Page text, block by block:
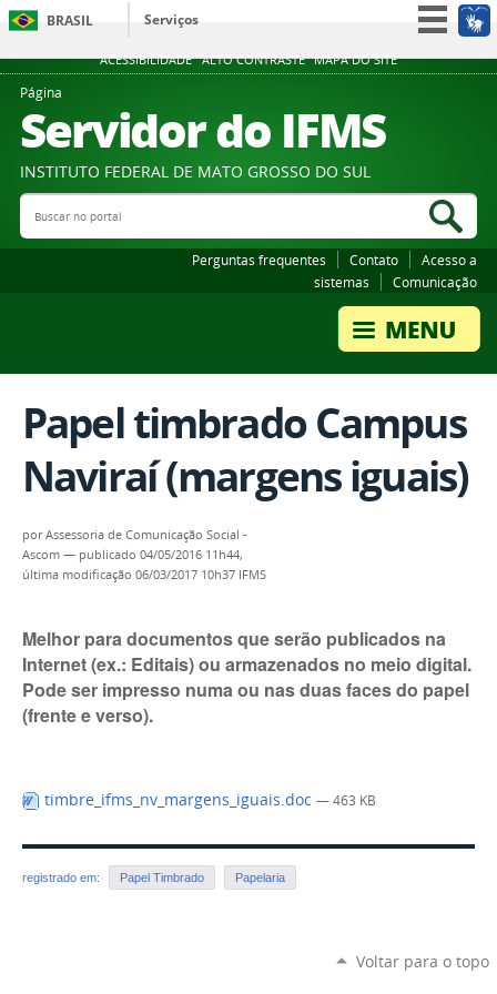
ACESSIBILIDADE ALTO CONTRASTE MAPA DO SITE
BRASIL
Serviços
Participe
Legislação
Canais
Página
Servidor do IFMS
INSTITUTO FEDERAL DE MATO GROSSO DO SUL
Buscar no portal
Perguntas frequentes Contato
Acesso a
sistemas
Comunicação
Papel timbrado Campus
Naviraí (margens iguais)
porAssessoria de Comunicação Social -
Ascom — publicado 04/05/2016 11h44,
última modificação 06/03/2017 10h37 IFMS
Melhor para documentos que serão publicados na
Internet (ex.: Editais) ou armazenados no meio digital.
Pode ser impresso numa ou nas duas faces do papel
(frente e verso).
timbre_ifms_nv_margens_iguais.doc — 463 KB
registrado em: Papel Timbrado Papelaria
Voltar para o topo